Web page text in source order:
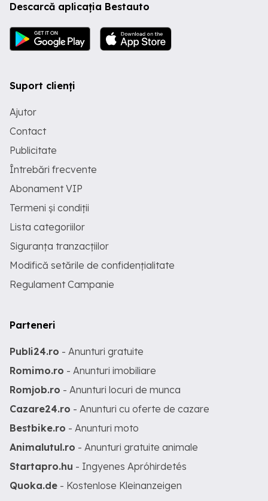
Descarcă aplicația Bestauto
Suport clienți
Ajutor
Contact
Publicitate
Întrebări frecvente
Abonament VIP
Termeni și condiții
Lista categoriilor
Siguranța tranzacțiilor
Modifică setările de confidențialitate
Regulament Campanie
Parteneri
Publi24.ro - Anunturi gratuite
Romimo.ro - Anunturi imobiliare
Romjob.ro - Anunturi locuri de munca
Cazare24.ro - Anunturi cu oferte de cazare
Bestbike.ro - Anunturi moto
Animalutul.ro - Anunturi gratuite animale
Startapro.hu - Ingyenes Apróhirdetés
Quoka.de - Kostenlose Kleinanzeigen